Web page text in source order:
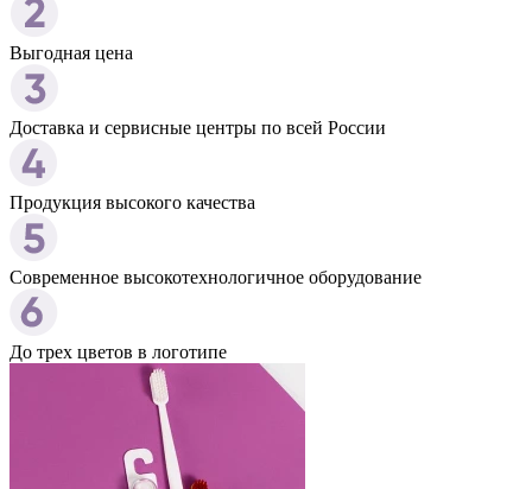
Выгодная цена
Доставка и сервисные центры по всей России
Продукция высокого качества
Современное высокотехнологичное оборудование
До трех цветов в логотипе